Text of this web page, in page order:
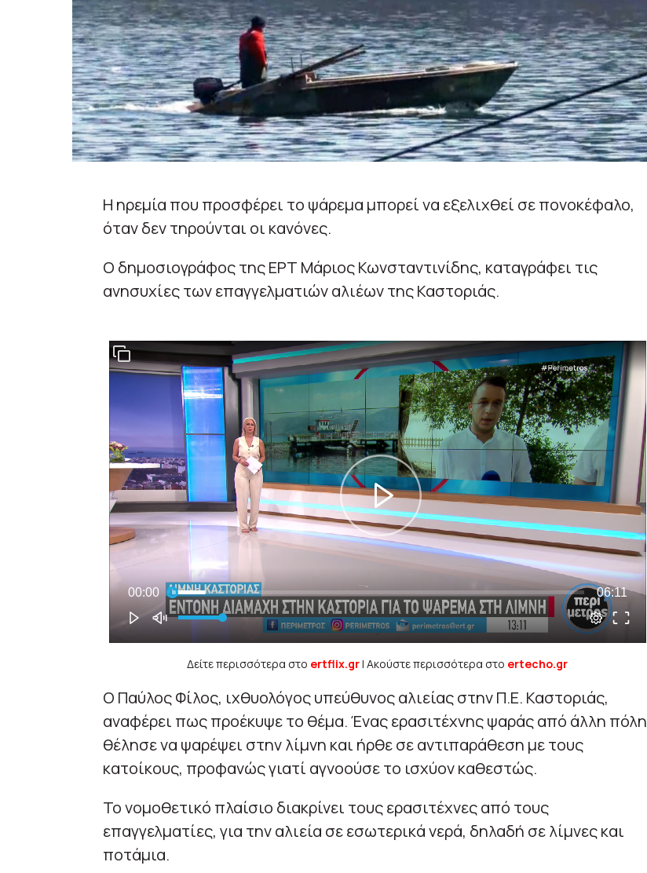
Η ηρεμία που προσφέρει το ψάρεμα μπορεί να εξελιχθεί σε πονοκέφαλο,
όταν δεν τηρούνται οι κανόνες.
Ο δημοσιογράφος της ΕΡΤ Μάριος Κωνσταντινίδης, καταγράφει τις
ανησυχίες των επαγγελματιών αλιέων της Καστοριάς.
Δείτε περισσότερα στο ertflix.gr| Ακούστε περισσότερα στο ertecho.gr
Ο Παύλος Φίλος, ιχθυολόγος υπεύθυνος αλιείας στην Π.Ε. Καστοριάς,
αναφέρει πως προέκυψε το θέμα. Ένας ερασιτέχνης ψαράς από άλλη πόλη
θέλησε να ψαρέψει στην λίμνη και ήρθε σε αντιπαράθεση με τους
κατοίκους, προφανώς γιατί αγνοούσε το ισχύον καθεστώς.
Το νομοθετικό πλαίσιο διακρίνει τους ερασιτέχνες από τους
επαγγελματίες, για την αλιεία σε εσωτερικά νερά, δηλαδή σε λίμνες και
ποτάμια.